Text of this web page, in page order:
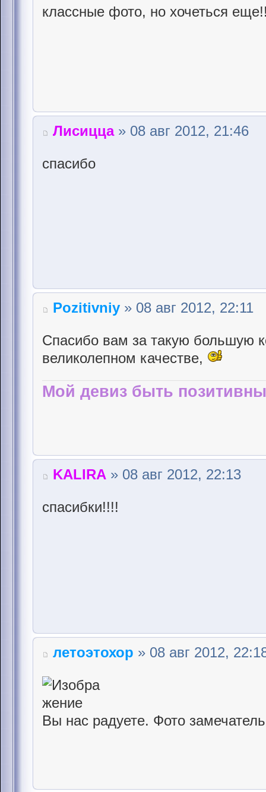
классные фото, но хочеться
Лисицца» 08 авг 2012, 21:46
спасибо
Pozitivniy » 08 авг 2012, 22:11
Спасибо вам за такую большую
великолепном качестве,
Мой девиз быть
KALIRA » 08 авг 2012, 22:13
спасибки!!!!
летоэтохор » 08 авг 2012,
Вы нас радуете. Фото